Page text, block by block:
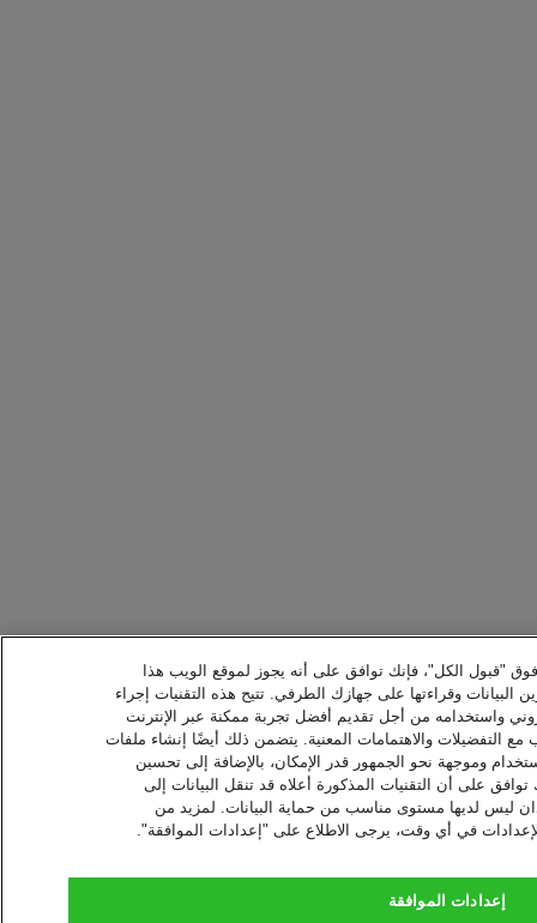
فوق "قبول الكل"، فإنك توافق على أنه يجوز لموقع الويب هذا
البيانات وقراءتها على جهازك الطرفي. تتيح هذه التقنيات إجراء
واستخدامه من أجل تقديم أفضل تجربة ممكنة عبر الإنترنت
التفضيلات والاهتمامات المعنية. يتضمن ذلك أيضًا إنشاء ملفات
وموجهة نحو الجمهور قدر الإمكان، بالإضافة إلى تحسين
على أن التقنيات المذكورة أعلاه قد تنقل البيانات إلى
ليس لديها مستوى مناسب من حماية البيانات. لمزيد من
في أي وقت، يرجى الاطلاع على "إعدادات الموافقة".
إعدادات الموافقة